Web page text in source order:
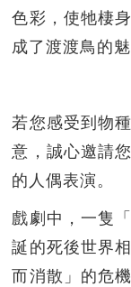
色彩，使牠棲
成了渡渡鳥的魅
若您感受到物
意，誠心邀請
的人偶表演。
戲劇中，一隻
誕的死後世界
而消散」的危